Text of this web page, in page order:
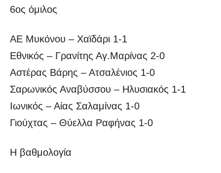
6ος όμιλος
ΑΕ Μυκόνου – Χαϊδάρι 1-1
Εθνικός – Γρανίτης Αγ.Μαρίνας 2-0
Αστέρας Βάρης – Ατσαλένιος 1-0
Σαρωνικός Αναβύσσου – Ηλυσιακός 1-1
Ιωνικός – Αίας Σαλαμίνας 1-0
Γιούχτας – Θύελλα Ραφήνας 1-0
Η βαθμολογία